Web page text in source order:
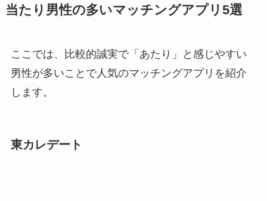
当たり男性の多いマッチングアプリ5選
ここでは、比較的誠実で「あたり」と感じやすい
男性が多いことで人気のマッチングアプリを紹介
します。
東カレデート